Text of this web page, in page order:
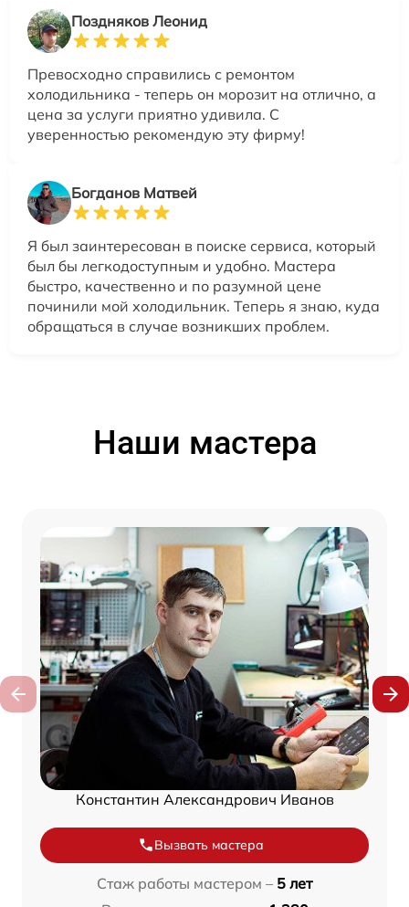
Поздняков Леонид
Превосходно справились с ремонтом
холодильника - теперь он морозит на отлично, а
цена за услуги приятно удивила. С
уверенностью рекомендую эту фирму!
Богданов Матвей
Я был заинтересован в поиске сервиса, который
был бы легкодоступным и удобно. Мастера
быстро, качественно и по разумной цене
починили мой холодильник. Теперь я знаю, куда
обращаться в случае возникших проблем.
Наши мастера
Константин Александрович Иванов
Вызвать мастера
Стаж работы мастером – 5 лет